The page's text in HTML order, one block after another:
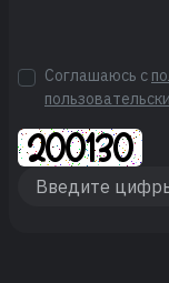
Соглашаюсь с